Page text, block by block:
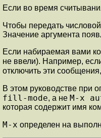
Если во время
Чтобы передать
Значение аргумента
Если набираемая вами
не ввели). Например,
отключить эти
В этом руководстве при
fill-mode, а не M-x
которая содержит имя
M-x определен на